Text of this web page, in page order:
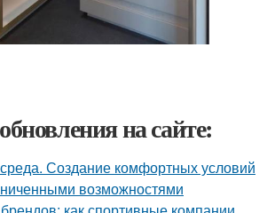
на сайте:
Создание комфортных условий
возможностями